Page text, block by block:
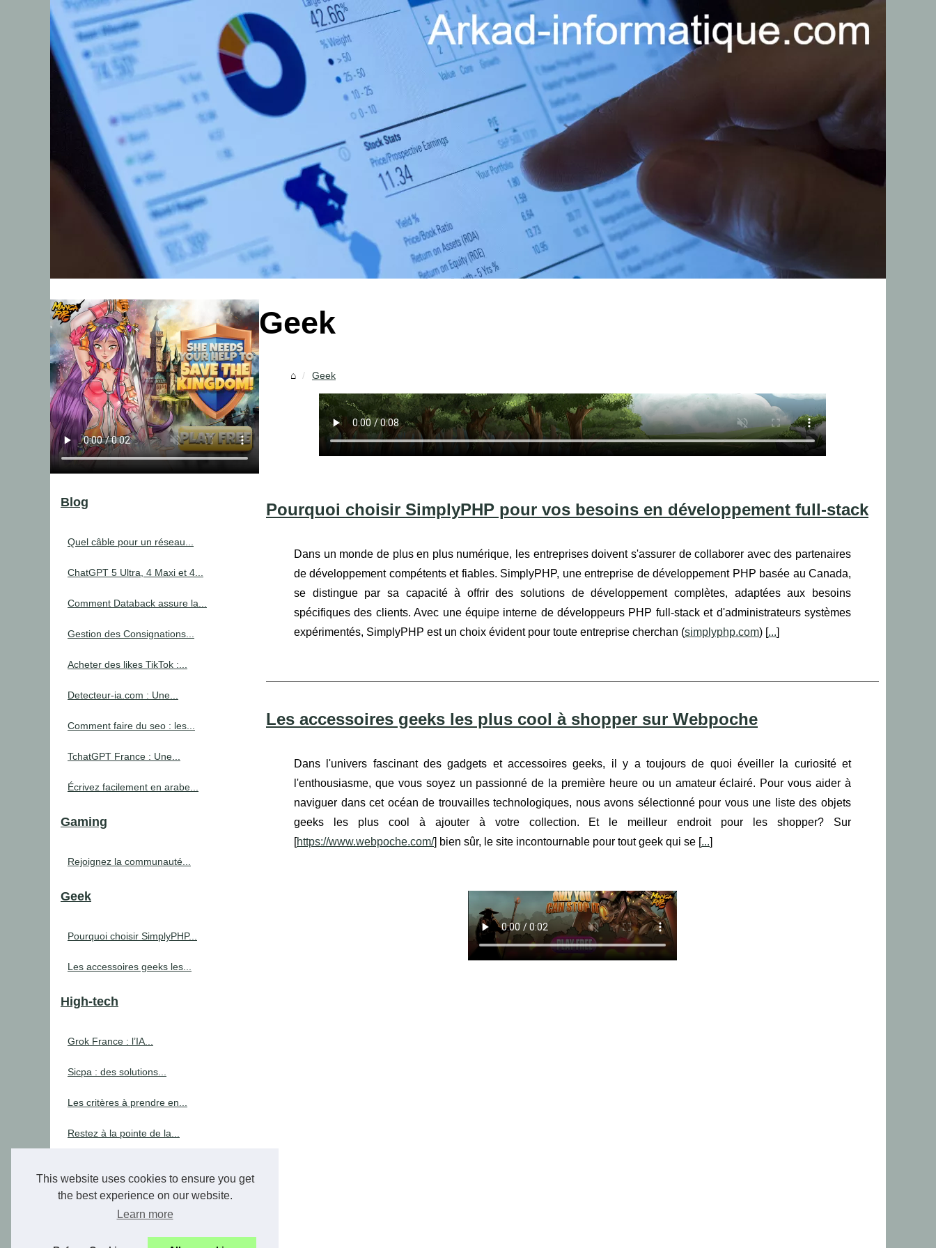
This website uses cookies to ensure you get
the best experience on our website.
Learn more
Geek
Geek
Pourquoi choisir SimplyPHP pour vos besoins en développement full-stack
Dans un monde de plus en plus numérique, les entreprises doivent s'assurer de collaborer avec des partenaires
de développement compétents et fiables. SimplyPHP, une entreprise de développement PHP basée au Canada,
se distingue par sa capacité à offrir des solutions de développement complètes, adaptées aux besoins
spécifiques des clients. Avec une équipe interne de développeurs PHP full-stack et d'administrateurs systèmes
expérimentés, SimplyPHP est un choix évident pour toute entreprise cherchan (simplyphp.com) [...]
Les accessoires geeks les plus cool à shopper sur Webpoche
Dans l'univers fascinant des gadgets et accessoires geeks, il y a toujours de quoi éveiller la curiosité et
l'enthousiasme, que vous soyez un passionné de la première heure ou un amateur éclairé. Pour vous aider à
naviguer dans cet océan de trouvailles technologiques, nous avons sélectionné pour vous une liste des objets
geeks les plus cool à ajouter à votre collection. Et le meilleur endroit pour les shopper? Sur
[https://www.webpoche.com/] bien sûr, le site incontournable pour tout geek qui se [...]
Blog
Quel câble pour un réseau...
ChatGPT 5 Ultra, 4 Maxi et 4...
Comment Databack assure la...
Gestion des Consignations...
Acheter des likes TikTok :...
Detecteur-ia.com : Une...
Comment faire du seo : les...
TchatGPT France : Une...
Écrivez facilement en arabe...
Gaming
Rejoignez la communauté...
Geek
Pourquoi choisir SimplyPHP...
Les accessoires geeks les...
High-tech
Grok France : l’IA...
Sicpa : des solutions...
Les critères à prendre en...
Restez à la pointe de la...
Le guide complet du switch...